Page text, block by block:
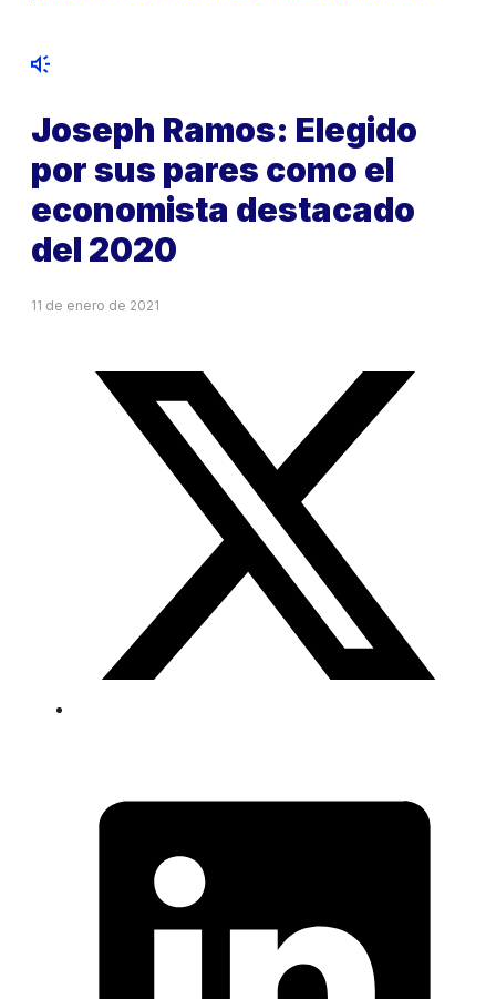
Joseph Ramos: Elegido
por sus pares como el
economista destacado
del 2020
11 de enero de 2021